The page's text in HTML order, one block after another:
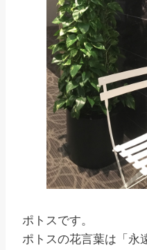
ポトスです。
ポトスの花言葉は「永